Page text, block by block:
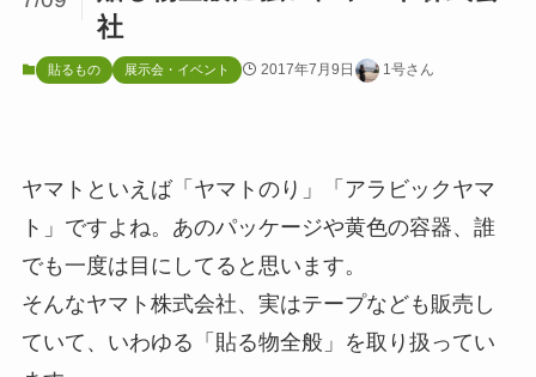
社
貼るもの 展示会・イベント 2017年7月9日 1号さん
ヤマトといえば「ヤマトのり」「アラビックヤマ
ト」ですよね。あのパッケージや黄色の容器、誰
でも一度は目にしてると思います。
そんなヤマト株式会社、実はテープなども販売し
ていて、いわゆる「貼る物全般」を取り扱ってい